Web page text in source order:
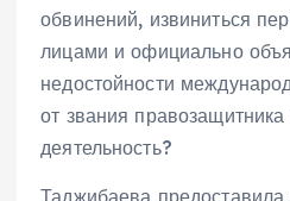
обвинений, извиниться
лицами и официально
недостойности
от звания
деятельность?
Таджибаева